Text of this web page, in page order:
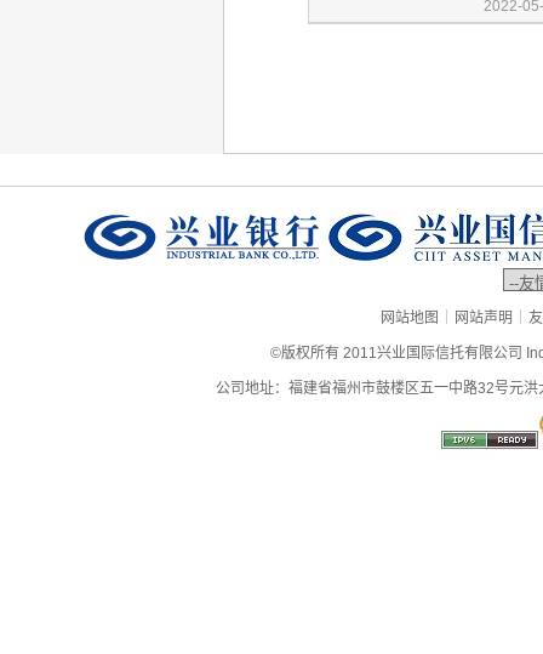
网站地图 | 网站声明 |
©版权所有 2011兴业国际信托有限公司
公司地址：福建省福州市鼓楼区五一中路32号元